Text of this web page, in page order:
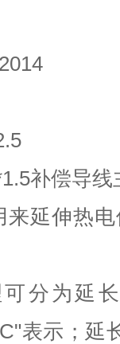
补偿导线
延伸热
分为延
表示；延